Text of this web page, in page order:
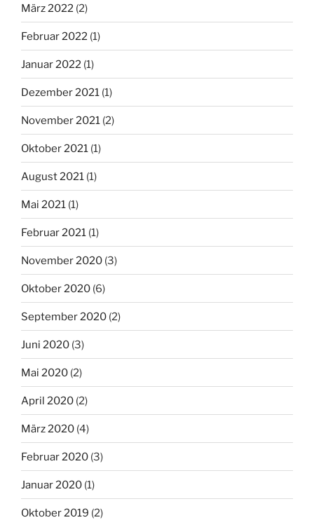
März 2022 (2)
Februar 2022 (1)
Januar 2022 (1)
Dezember 2021 (1)
November 2021 (2)
Oktober 2021 (1)
August 2021 (1)
Mai 2021 (1)
Februar 2021 (1)
November 2020 (3)
Oktober 2020 (6)
September 2020 (2)
Juni 2020 (3)
Mai 2020 (2)
April 2020 (2)
März 2020 (4)
Februar 2020 (3)
Januar 2020 (1)
Oktober 2019 (2)